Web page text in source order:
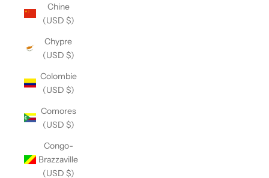
Chine
(USD $)
Chypre
(USD $)
Colombie
(USD $)
Comores
(USD $)
Congo-
Brazzaville
(USD $)